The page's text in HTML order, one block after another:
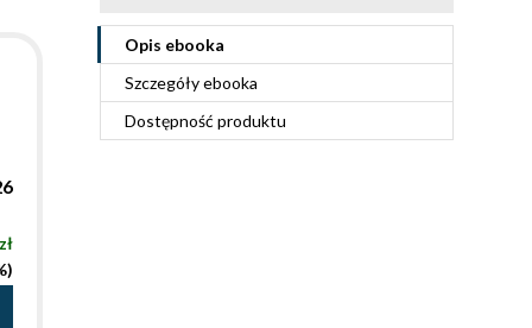
Opis ebooka
Szczegółyebooka
Dostępność produktu